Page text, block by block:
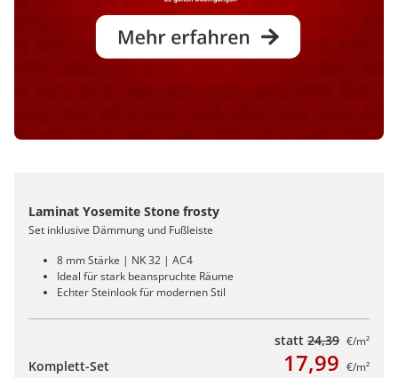
Laminat Yosemite Stone frosty
Set inklusive Dämmung und Fußleiste
8 mm Stärke | NK 32 | AC4
Ideal für stark beanspruchte Räume
Echter Steinlook für modernen Stil
statt 24,39 €/m²
Komplett-Set 17,99 €/m²